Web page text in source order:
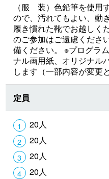
（服 装）色鉛筆を使用
ので、汚れてもよい、動
履き慣れた靴でお越しく
のご参加はご遠慮くださ
備ください。 ※プログラ
ナル画用紙、オリジナル
します（一部内容が変更
定員
20人
20人
20人
20人